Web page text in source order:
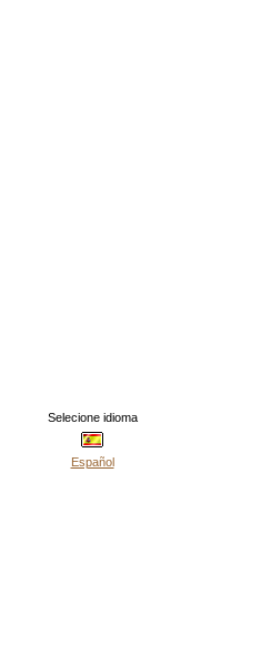
Selecione idioma
Español